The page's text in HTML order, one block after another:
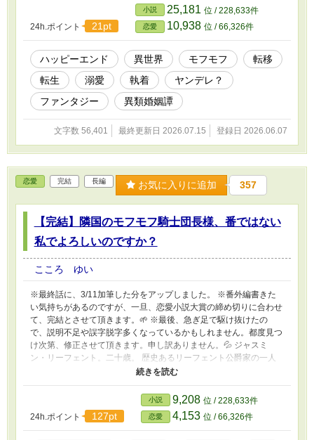
すみれは夫の不倫相手（？）に命を奪われてし
まう。 次にすみれが目覚めた時。 今度は、異世
界へ『転生』していてーー？ 再会したロルフ
は、彼女より年上に成長していて、戸惑うすみ
れをよそに、甘く迫ってくる。 『僕はいつでも
君の味方だって、言ったはずだよ？』 『まだ知
らないフリをするの？君は残酷だね。.....それで
も 好きだよ』 『ねぇ、何でもするから......他の
男の所なんて 行かないで。ずっとずっと、僕の
ことだけ 考えててよ.....」 ほんのりヤンデレ
（？？？）もふもふヒーロー ✖️ おとなしそうに
見えて 芯のある ヒロイン そんな二人（と個性豊
ー。 ※作品の無断転載、AI学習など一切を固く
お断りいたします。（Do not reupload / use my
writing for any purposes, including for AI）
24h.ポイント 21pt
小説 25,181 位 / 228,633件
恋愛 10,938 位 / 66,326件
ハッピーエンド 異世界 モフモフ
転移
転生
溺愛 執着
ヤンデレ？
ファンタジー
異類婚姻譚
文字数 56,401 最終更新日 2026.07.15 登録日 2026.06.07
恋愛 完結 長編 お気に入りに追加 357
【完結】隣国のモフモフ騎士団長様、番ではない
私でよろしいのですか？
こころ ゆい
※最終話に、3/11加筆した分をアップしました。 ※番外編書きた
い気持ちがあるのですが、一旦、恋愛小説大賞の締め切りに合わせ
て、完結とさせて頂きます。🌱 ※最後、急ぎ足で駆け抜けたの
で、説明不足や誤字脱字多くなっているかもしれません。都度見つ
け次第、修正させて頂きます。申し訳ありません。💦 ジャスミ
ン・リーフェント。二十歳。 歴史あるリーフェント公爵家の一人
娘だが、 分厚い眼鏡に地味な装い、常に本を読んでいる変わり
者。皆が自分のことをそう言っているのは知っていた。 モーリャ
ント王国の王太子殿下、コーネル・モーリャントとの婚約が王命で
決まってから十三年。王妃教育を終えても婚姻は進まず、宙ぶらり
ん状態。 そんな中、出席した舞踏会でいつも通り他の女性をエス
コートする王太子殿下。 それだけならまだ良かったが、あろうこ
24h.ポイント 127pt
小説 9,208 位 / 228,633件
恋愛 4,153 位 / 66,326件